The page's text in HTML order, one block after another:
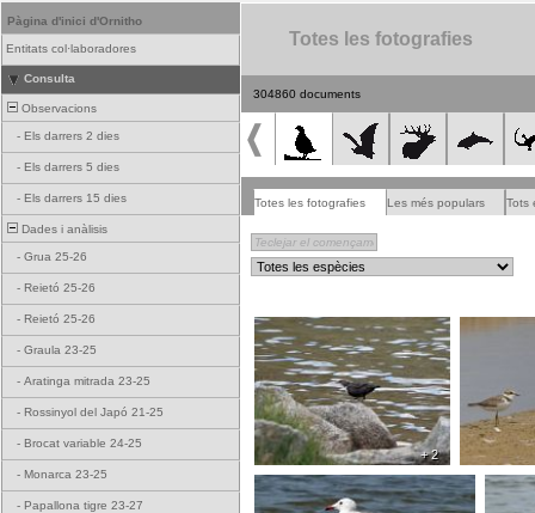
Pàgina d'inici d'Ornitho
Entitats col·laboradores
Consulta
Observacions
- Els darrers 2 dies
- Els darrers 5 dies
- Els darrers 15 dies
Dades i anàlisis
- Grua 25-26
- Reietó 25-26
- Reietó 25-26
- Graula 23-25
- Aratinga mitrada 23-25
- Rossinyol del Japó 21-25
- Brocat variable 24-25
- Monarca 23-25
- Papallona tigre 23-27
Totes les fotografies
304860 documents
Totes les fotografies Les més populars Tots
+ 2